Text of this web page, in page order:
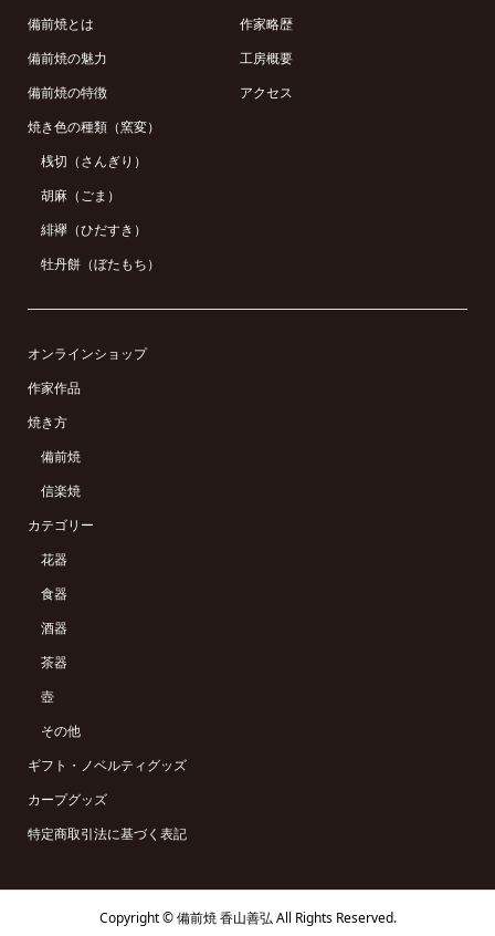
備前焼とは
備前焼の魅力
備前焼の特徴
焼き色の種類（窯変）
桟切（さんぎり）
胡麻（ごま）
緋襷（ひだすき）
牡丹餅（ぼたもち）
作家略歴
工房概要
アクセス
オンラインショップ
作家作品
焼き方
備前焼
信楽焼
カテゴリー
花器
食器
酒器
茶器
壺
その他
ギフト・ノベルティグッズ
カープグッズ
特定商取引法に基づく表記
Copyright ©備前焼 香山善弘 All Rights Reserved.